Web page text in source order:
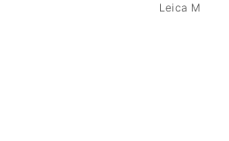
Leica M